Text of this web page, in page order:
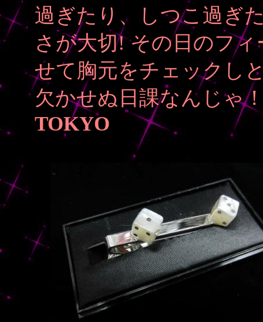
過ぎたり、しつこ過ぎ
さが大切! その日のフ
せて胸元をチェックし
欠かせぬ日課なんじゃ
TOKYO